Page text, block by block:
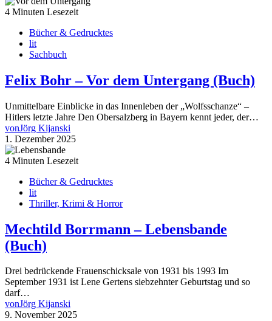
4 Minuten Lesezeit
Bücher & Gedrucktes
lit
Sachbuch
Felix Bohr – Vor dem Untergang (Buch)
Unmittelbare Einblicke in das Innenleben der „Wolfsschanze“ –
Hitlers letzte Jahre Den Obersalzberg in Bayern kennt jeder, der…
vonJörg Kijanski
1. Dezember 2025
4 Minuten Lesezeit
Bücher & Gedrucktes
lit
Thriller, Krimi & Horror
Mechtild Borrmann – Lebensbande
(Buch)
Drei bedrückende Frauenschicksale von 1931 bis 1993 Im
September 1931 ist Lene Gertens siebzehnter Geburtstag und so
darf…
vonJörg Kijanski
9. November 2025